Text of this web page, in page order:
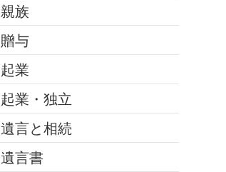
親族
贈与
起業
起業・独立
遺言と相続
遺言書